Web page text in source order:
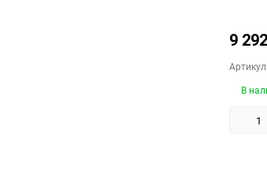
9 292
В